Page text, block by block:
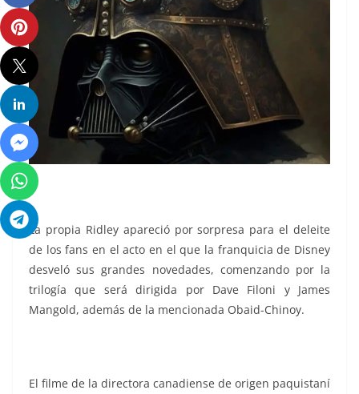
La propia Ridley apareció por sorpresa para el deleite
de los fans en el acto en el que la franquicia de Disney
desveló sus grandes novedades, comenzando por la
trilogía que será dirigida por Dave Filoni y James
Mangold, además de la mencionada Obaid-Chinoy.
El filme de la directora canadiense de origen paquistaní